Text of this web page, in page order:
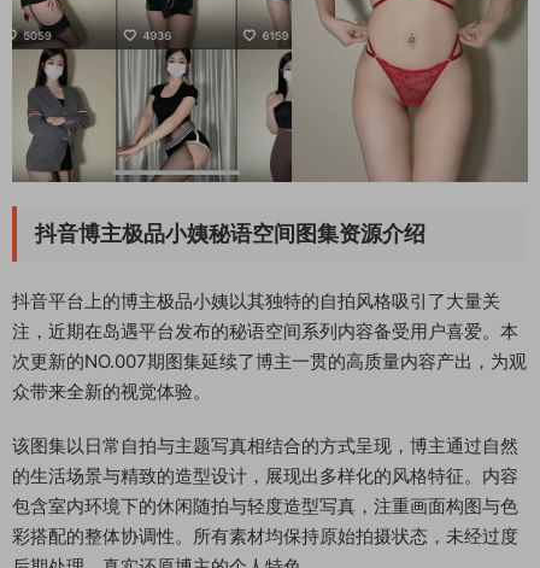
抖音博主极品小姨秘语空间图集资源介绍
抖音平台上的博主极品小姨以其独特的自拍风格吸引了大量关
注，近期在岛遇平台发布的秘语空间系列内容备受用户喜爱。本
次更新的NO.007期图集延续了博主一贯的高质量内容产出，为观
众带来全新的视觉体验。
该图集以日常自拍与主题写真相结合的方式呈现，博主通过自然
的生活场景与精致的造型设计，展现出多样化的风格特征。内容
包含室内环境下的休闲随拍与轻度造型写真，注重画面构图与色
彩搭配的整体协调性。所有素材均保持原始拍摄状态，未经过度